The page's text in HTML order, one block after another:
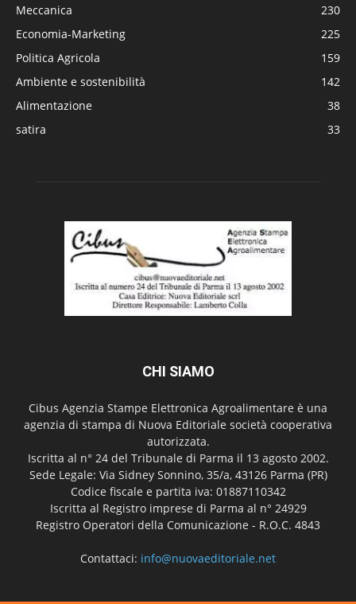
Meccanica
230
Economia-Marketing
225
Politica Agricola
159
Ambiente e sostenibilità
142
Alimentazione
38
satira
33
CHI SIAMO
Cibus Agenzia Stampe Elettronica Agroalimentare è una
agenzia di stampa di Nuova Editoriale società cooperativa
autorizzata.
Iscritta al n° 24 del Tribunale di Parma il 13 agosto 2002.
Sede Legale: Via Sidney Sonnino, 35/a, 43126 Parma (PR)
Codice fiscale e partita iva: 01887110342
Iscritta al Registro imprese di Parma al n° 24929
Registro Operatori della Comunicazione - R.O.C. 4843
Contattaci: info@nuovaeditoriale.net